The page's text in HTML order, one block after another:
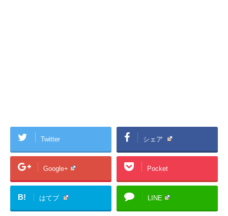
Twitter シェア
Google+ Pocket
B! はてブ LINE